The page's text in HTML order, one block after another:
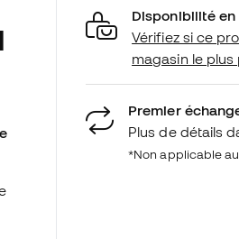
Disponibilité
Vérifiez si ce
magasin le
Premier
Plus de détails
*Non applicable